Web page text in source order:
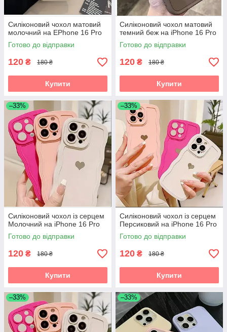
Силіконовий чохол матовий
молочний на EPhone 16 Pro
Готово до відправки
120 ₴ 180 ₴
Купити
Силіконовий чохол матовий
темний беж на iPhone 16 Pro
Готово до відправки
120 ₴ 180 ₴
Купити
–33%
Силіконовий чохол із серцем
Молочний на iPhone 16 Pro
Готово до відправки
120 ₴ 180 ₴
Купити
–33%
Силіконовий чохол із серцем
Персиковий на iPhone 16 Pro
Готово до відправки
120 ₴ 180 ₴
Купити
–33% –33%